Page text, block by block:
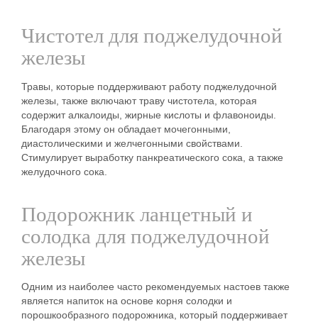
Чистотел для поджелудочной
железы
Травы, которые поддерживают работу поджелудочной
железы, также включают траву чистотела, которая
содержит алкалоиды, жирные кислоты и флавоноиды.
Благодаря этому он обладает мочегонными,
диастолическими и желчегонными свойствами.
Стимулирует выработку панкреатического сока, а также
желудочного сока.
Подорожник ланцетный и
солодка для поджелудочной
железы
Одним из наиболее часто рекомендуемых настоев также
является напиток на основе корня солодки и
порошкообразного подорожника, который поддерживает